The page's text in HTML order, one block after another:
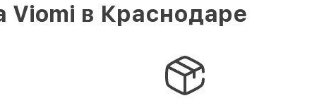
Viomi в Краснодаре